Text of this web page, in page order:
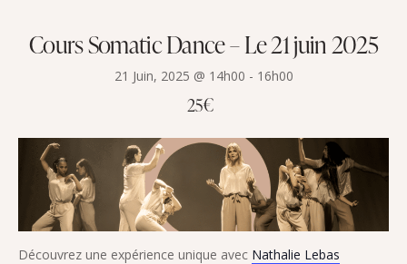
Cours Somatic Dance – Le 21 juin 2025
21 Juin, 2025 @ 14h00 - 16h00
25€
Découvrez une expérience unique avec Nathalie Lebas